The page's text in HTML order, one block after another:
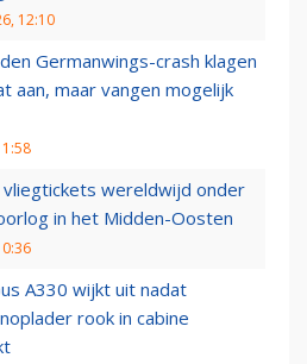
12:10
Germanwings-crash klagen
aan, maar vangen mogelijk
vliegtickets wereldwijd onder
in het Midden-Oosten
A330 wijkt uit nadat
rook in cabine